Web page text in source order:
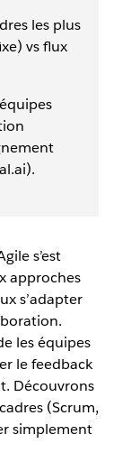
les plus
vs flux
s’est
approches
s’adapter
les équipes
le feedback
Découvrons
(Scrum,
simplement